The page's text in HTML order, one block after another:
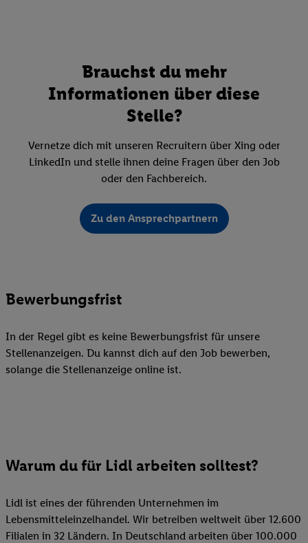
Brauchst du mehr
Informationen über diese
Stelle?
Vernetze dich mit unseren Recruitern über Xing oder
LinkedIn und stelle ihnen deine Fragen über den Job
oder den Fachbereich.
Zu den Ansprechpartnern
Bewerbungsfrist
In der Regel gibt es keine Bewerbungsfrist für unsere
Stellenanzeigen. Du kannst dich auf den Job bewerben,
solange die Stellenanzeige online ist.
Warum du für Lidl arbeiten solltest?
Lidl ist eines der führenden Unternehmen im
Lebensmitteleinzelhandel. Wir betreiben weltweit über 12.600
Filialen in 32 Ländern. In Deutschland arbeiten über 100.000